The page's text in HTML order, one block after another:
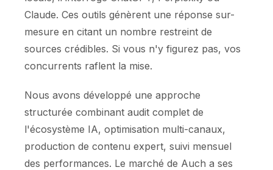
Claude. Ces outils génèrent une réponse sur-
mesure en citant un nombre restreint de
sources crédibles. Si vous n'y figurez pas, vos
concurrents raflent la mise.
Nous avons développé une approche
structurée combinant audit complet de
l'écosystème IA, optimisation multi-canaux,
production de contenu expert, suivi mensuel
des performances. Le marché de Auch a ses